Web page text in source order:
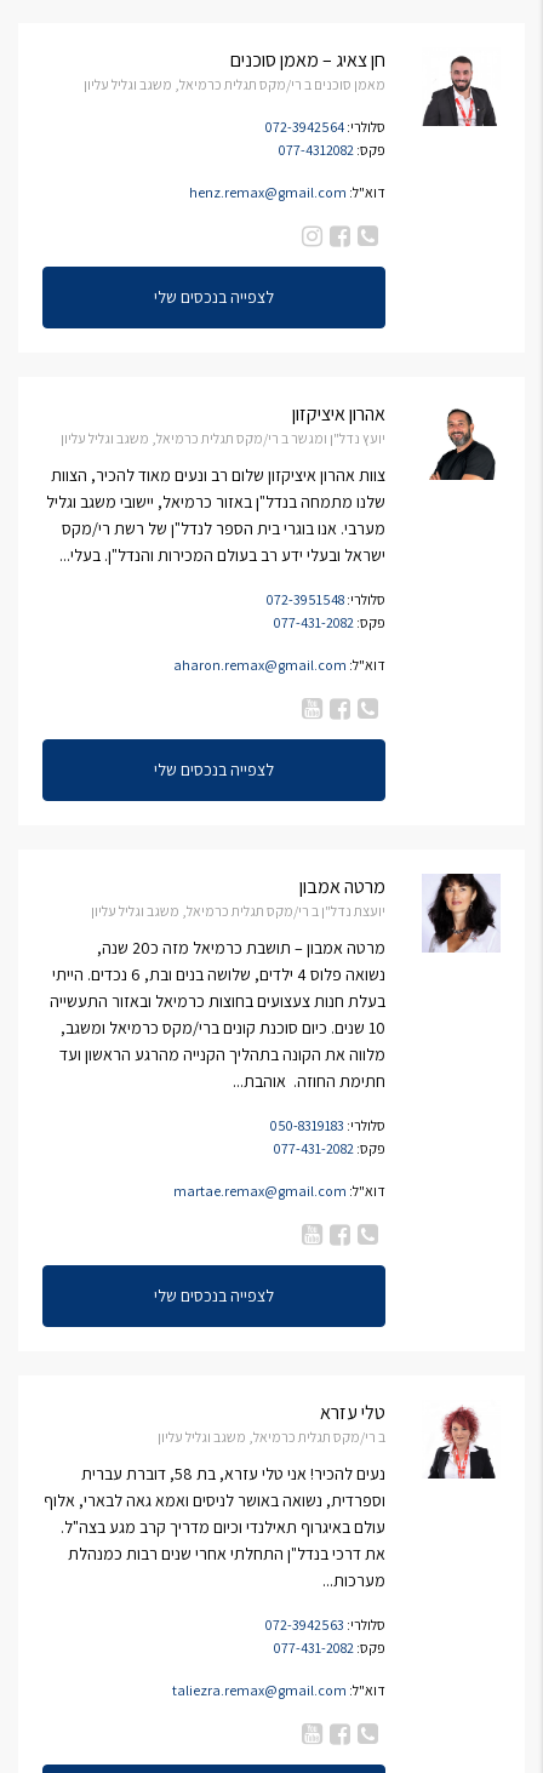
חן צאיג – מאמן סוכנים
מאמן סוכנים ב רי/מקס תגלית כרמיאל, משגב וגליל עליון
סלולרי: 072-3942564
פקס: 077-4312082
דוא"ל: henz.remax@gmail.com
לצפייה בנכסים שלי
אהרון איציקזון
יועץ נדל"ן ומגשר ב רי/מקס תגלית כרמיאל, משגב וגליל עליון
צוות אהרון איציקזון שלום רב ונעים מאוד להכיר, הצוות
שלנו מתמחה בנדל"ן באזור כרמיאל, יישובי משגב וגליל
מערבי. אנו בוגרי בית הספר לנדל"ן של רשת רי/מקס
ישראל ובעלי ידע רב בעולם המכירות והנדל"ן. בעלי...
סלולרי: 072-3951548
פקס: 077-431-2082
דוא"ל: aharon.remax@gmail.com
לצפייה בנכסים שלי
מרטה אמבון
יועצת נדל"ן ב רי/מקס תגלית כרמיאל, משגב וגליל עליון
מרטה אמבון – תושבת כרמיאל מזה כ20 שנה,
נשואה פלוס 4 ילדים, שלושה בנים ובת, 6 נכדים. הייתי
בעלת חנות צעצועים בחוצות כרמיאל ובאזור התעשייה
10 שנים. כיום סוכנת קונים ברי/מקס כרמיאל ומשגב,
מלווה את הקונה בתהליך הקנייה מהרגע הראשון ועד
חתימת החוזה. אוהבת...
סלולרי: 050-8319183
פקס: 077-431-2082
דוא"ל: martae.remax@gmail.com
לצפייה בנכסים שלי
טלי עזרא
ב רי/מקס תגלית כרמיאל, משגב וגליל עליון
נעים להכיר! אני טלי עזרא, בת 58, דוברת עברית
וספרדית, נשואה באושר לניסים ואמא גאה לבארי, אלוף
עולם באיגרוף תאילנדי וכיום מדריך קרב מגע בצה"ל.
את דרכי בנדל"ן התחלתי אחרי שנים רבות כמנהלת
מערכות...
סלולרי: 072-3942563
פקס: 077-431-2082
דוא"ל: taliezra.remax@gmail.com